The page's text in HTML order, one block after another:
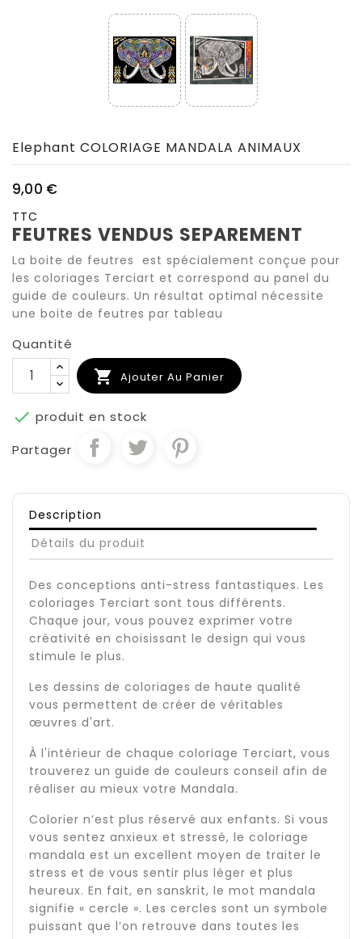
Elephant COLORIAGE MANDALA ANIMAUX
9,00 €
TTC
FEUTRES VENDUS SEPAREMENT
La boite de feutres est spécialement conçue pour
les coloriages Terciart et correspond au panel du
guide de couleurs. Un résultat optimal nécessite
une boite de feutres par tableau
Quantité
 Ajouter Au Panier
 produit en stock
Partager
Description
Détails du produit
Des conceptions anti-stress fantastiques. Les
coloriages Terciart sont tous différents.
Chaque jour, vous pouvez exprimer votre
créativité en choisissant le design qui vous
stimule le plus.
Les dessins de coloriages de haute qualité
vous permettent de créer de véritables
œuvres d'art.
À l'intérieur de chaque coloriage Terciart, vous
trouverez un guide de couleurs conseil afin de
réaliser au mieux votre Mandala.
Colorier n’est plus réservé aux enfants. Si vous
vous sentez anxieux et stressé, le coloriage
mandala est un excellent moyen de traiter le
stress et de vous sentir plus léger et plus
heureux. En fait, en sanskrit, le mot mandala
signifie « cercle ». Les cercles sont un symbole
puissant que l’on retrouve dans toutes les